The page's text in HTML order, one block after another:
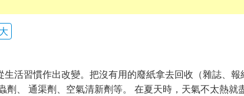
大
生活習慣作出改變。把沒有用的廢紙拿去回收（雜誌、
劑、 通渠劑、空氣清新劑等。 在夏天時，天氣不太熱就